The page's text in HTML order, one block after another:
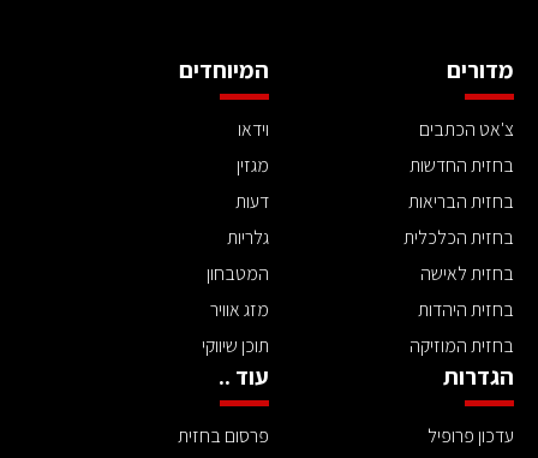
מדורים
צ'אט הכתבים
בחזית החדשות
בחזית הבריאות
בחזית הכלכלית
בחזית לאישה
בחזית היהדות
בחזית המוזיקה
המיוחדים
וידאו
מגזין
דעות
גלריות
המטבחון
מזג אוויר
תוכן שיווקי
הגדרות
עדכון פרופיל
עוד ..
פרסום בחזית